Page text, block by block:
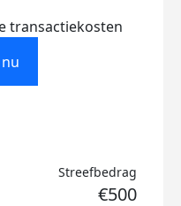
transactiekosten
Streefbedrag
€500